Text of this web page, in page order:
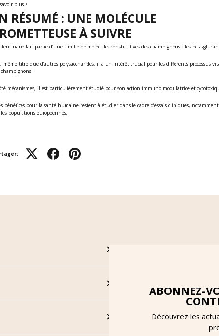
plus
RÉSUMÉ : UNE MOLÉCULE
À SUIVRE
lentinane fait partie d’une famille de molécules constitutives des champignons : les bêta-
même titre que d’autres polysaccharides, il a un intérêt crucial pour les différents processus
champignons.
mécanismes, il est particulièrement étudié pour son action immuno-modulatrice et
bénéfices pour la santé humaine restent à étudier dans le cadre d’essais cliniques, notamment
populations européennes.
ABONNEZ-
Découvrez les